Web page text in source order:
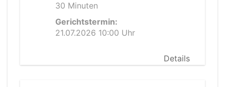
30 Minuten
Gerichtstermin:
21.07.2026 10:00 Uhr
Details